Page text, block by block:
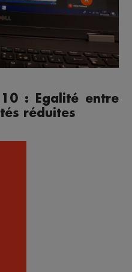
: Egalité entre
réduites